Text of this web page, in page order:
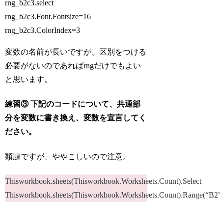
rng_b2c3.select
rng_b2c3.Font.Fontsize=16
rng_b2c3.ColorIndex=3
変数の名前が長いですが、区別をつける
必要がないのであればrngだけでもよい
と思います。
練習③ 下記のコードについて、共通部
分を変数に書き換え、変数を宣言してく
ださい。
類題ですが、ややこしいので注意。
Thisworkbook.sheets(Thisworkbook.Worksheets.Count).Select